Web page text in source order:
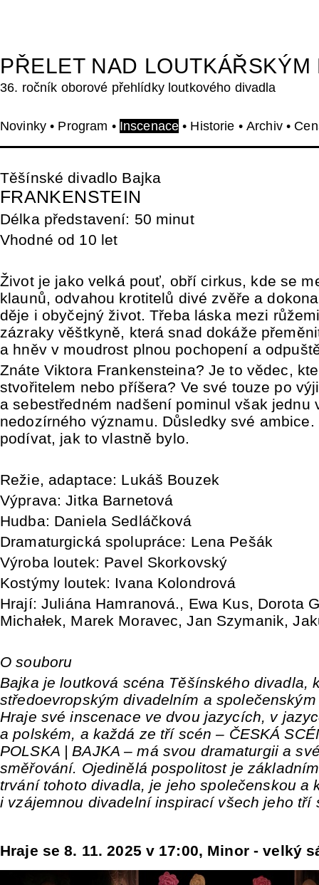
PŘELET NAD LOUTKÁŘSKÝM
36. ročník oborové přehlídky loutkového divadla
Novinky• Program • Inscenace • Historie •Archiv•
Těšínské divadlo Bajka
FRANKENSTEIN
Délka představení: 50 minut
Vhodné od 10 let
Život je jako velká pouť, obří cirkus, kde se
klaunů, odvahou krotitelů divé zvěře a
děje i obyčejný život. Třeba láska mezi
zázraky věštkyně, která snad dokáže
a hněv v moudrost plnou pochopení a
Znáte Viktora Frankensteina? Je to vědec,
stvořitelem nebo příšera? Ve své touze po
a sebestředném nadšení pominul však jednu
nedozírného významu. Důsledky své
podívat, jak to vlastně bylo.
Režie, adaptace: Lukáš Bouzek
Výprava: Jitka Barnetová
Hudba: Daniela Sedláčková
Dramaturgická spolupráce: Lena Pešák
Výroba loutek: Pavel Skorkovský
Kostýmy loutek: Ivana Kolondrová
Hrají: Juliána Hamranová., Ewa Kus, Dorota
Michałek, Marek Moravec, Jan Szymanik,
O souboru
Bajka je loutková scéna Těšínského divadla,
středoevropským divadelním a
Hraje své inscenace ve dvou jazycích, v
a polském, a každá ze tří scén – ČESKÁ
POLSKA | BAJKA – má svou dramaturgii a
směřování. Ojedinělá pospolitost je
trvání tohoto divadla, je jeho společenskou a
i vzájemnou divadelní inspirací všech jeho tří
Hraje se 8. 11. 2025 v 17:00, Minor - velký